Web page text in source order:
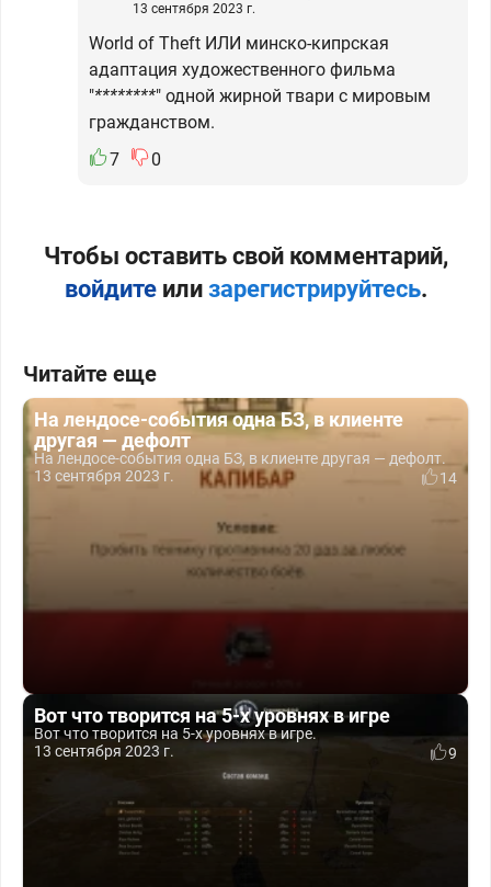
13 сентября 2023 г.
World of Theft ИЛИ минско-кипрская
адаптация художественного фильма
"********" одной жирной твари с мировым
гражданством.
7
0
Чтобы оставить свой комментарий,
войдитеили зарегистрируйтесь.
Читайте еще
На лендосе-события одна БЗ, в клиенте
другая — дефолт
На лендосе-события одна БЗ, в клиенте другая — дефолт.
13 сентября 2023 г.
14
Вот что творится на 5-х уровнях в игре
Вот что творится на 5-х уровнях в игре.
13 сентября 2023 г.
9